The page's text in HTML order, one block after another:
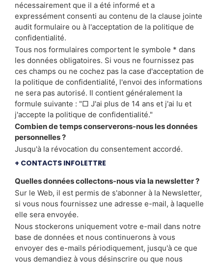
nécessairement que il a été informé et a
expressément consenti au contenu de la clause jointe
audit formulaire ou à l'acceptation de la politique de
confidentialité.
Tous nos formulaires comportent le symbole * dans
les données obligatoires. Si vous ne fournissez pas
ces champs ou ne cochez pas la case d'acceptation de
la politique de confidentialité, l'envoi des informations
ne sera pas autorisé. Il contient généralement la
formule suivante : "□ J'ai plus de 14 ans et j'ai lu et
j'accepte la politique de confidentialité."
Combien de temps conserverons-nous les données
personnelles ?
Jusqu'à la révocation du consentement accordé.
+ CONTACTS INFOLETTRE
Quelles données collectons-nous via la newsletter ?
Sur le Web, il est permis de s'abonner à la Newsletter,
si vous nous fournissez une adresse e-mail, à laquelle
elle sera envoyée.
Nous stockerons uniquement votre e-mail dans notre
base de données et nous continuerons à vous
envoyer des e-mails périodiquement, jusqu'à ce que
vous demandiez à vous désinscrire ou que nous